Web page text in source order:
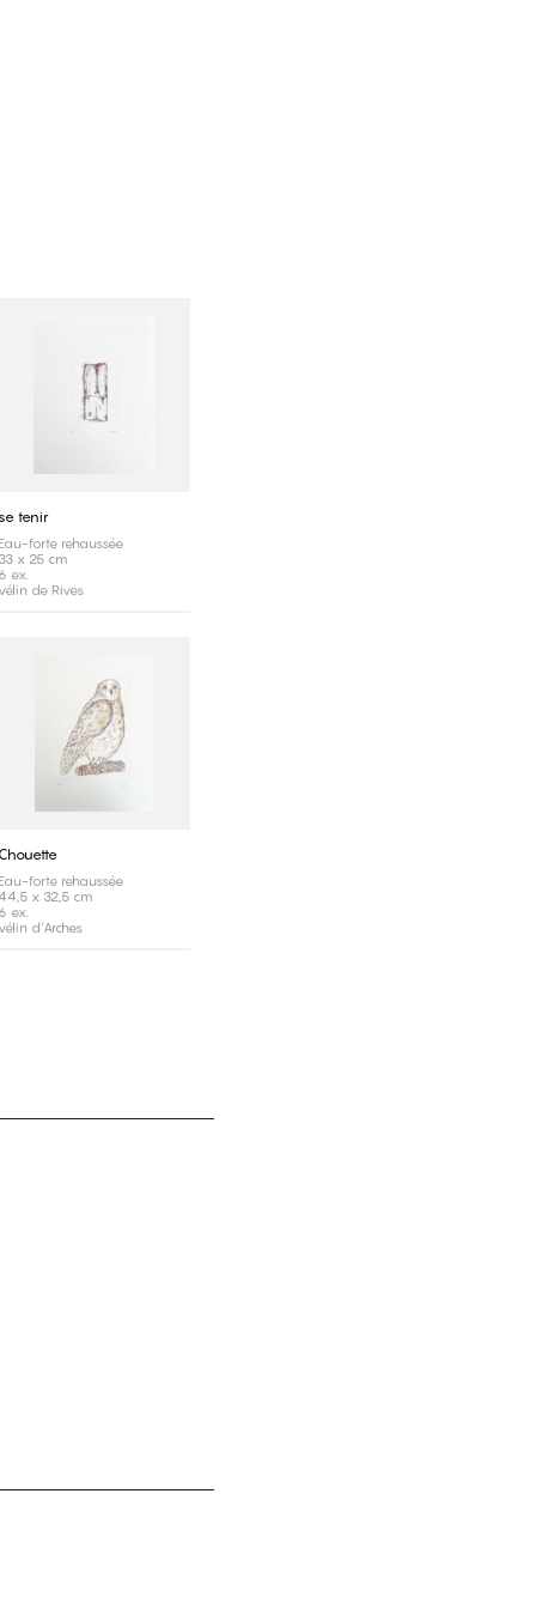
se tenir
Eau-forte rehaussée
33 x 25 cm
6 ex.
vélin de Rives
Chouette
Eau-forte rehaussée
44,5 x 32,5 cm
6 ex.
vélin d'Arches